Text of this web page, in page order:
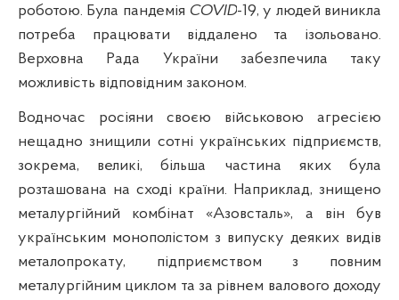
роботою. Була пандемія COVID-19, у людей виникла
потреба працювати віддалено та ізольовано.
Верховна Рада України забезпечила таку
можливість відповідним законом.
Водночас росіяни своєю військовою агресією
нещадно знищили сотні українських підприємств,
зокрема, великі, більша частина яких була
розташована на сході країни. Наприклад, знищено
металургійний комбінат «Азовсталь», а він був
українським монополістом з випуску деяких видів
металопрокату, підприємством з повним
металургійним циклом та за рівнем валового доходу